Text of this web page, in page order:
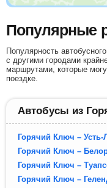
Популярные
Популярность
с другими городами
маршрутами, которые
поездке.
Автобусы из
Горячий Ключ – Усть-
Горячий Ключ –
Горячий Ключ –
Горячий Ключ –